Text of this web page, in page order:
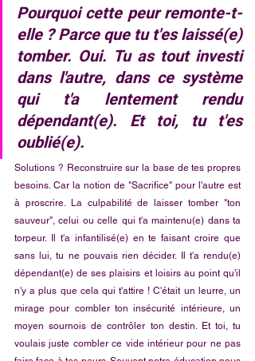
Pourquoi cette peur remonte-t-
elle ? Parce que tu t'es laissé(e)
tomber. Oui. Tu as tout investi
dans l'autre, dans ce système
qui t'a lentement rendu
dépendant(e). Et toi, tu t'es
oublié(e).
Solutions ? Reconstruire sur la base de tes propres
besoins. Car la notion de "Sacrifice" pour l'autre est
à proscrire. La culpabilité de laisser tomber "ton
sauveur", celui ou celle qui t'a maintenu(e) dans ta
torpeur. Il t'a infantilisé(e) en te faisant croire que
sans lui, tu ne pouvais rien décider. Il t'a rendu(e)
dépendant(e) de ses plaisirs et loisirs au point qu'il
n'y a plus que cela qui t'attire ! C'était un leurre, un
mirage pour combler ton insécurité intérieure, un
moyen sournois de contrôler ton destin. Et toi, tu
voulais juste combler ce vide intérieur pour ne pas